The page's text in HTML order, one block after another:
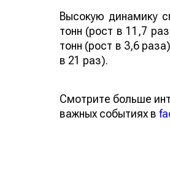
Высокую динамику
тонн (рост в 11,7
тонн (рост в 3,6
в 21 раз).
Смотрите больше
важных событиях в